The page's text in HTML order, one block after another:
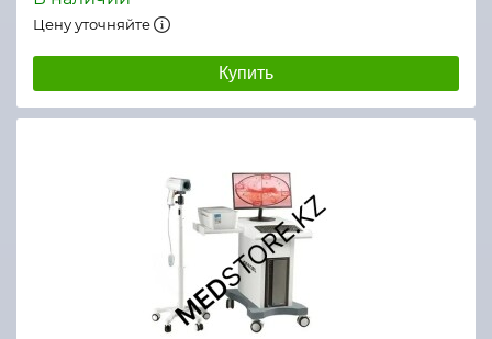
Цену уточняйте
Купить